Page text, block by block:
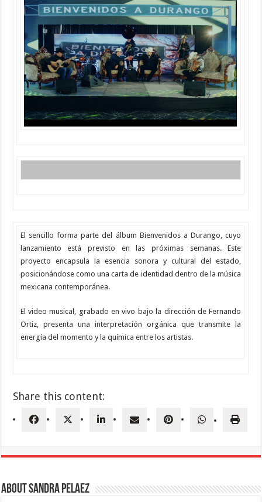
El sencillo forma parte del álbum Bienvenidos a Durango, cuyo
lanzamiento está previsto en las próximas semanas. Este
proyecto encapsula la esencia sonora y cultural del estado,
posicionándose como una carta de identidad dentro de la música
mexicana contemporánea.
El video musical, grabado en vivo bajo la dirección de Fernando
Ortiz, presenta una interpretación orgánica que transmite la
energía del momento y la química entre los artistas.
Share this content:
About Sandra Pelaez